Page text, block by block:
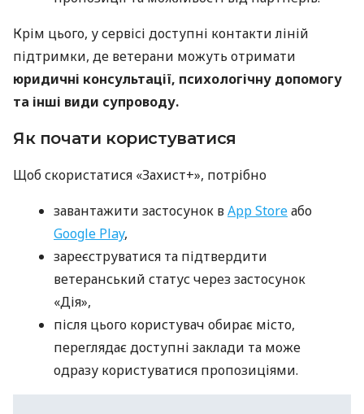
Крім цього, у сервісі доступні контакти ліній
підтримки, де ветерани можуть отримати
юридичні консультації, психологічну допомогу
та інші види супроводу.
Як почати користуватися
Щоб скористатися «Захист+», потрібно
завантажити застосунок вApp Storeабо
Google Play,
зареєструватися та підтвердити
ветеранський статус через застосунок
«Дія»,
після цього користувач обирає місто,
переглядає доступні заклади та може
одразу користуватися пропозиціями.